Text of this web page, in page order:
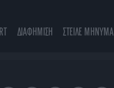
ΔΙΑΦΗΜΙΣΗ ΣΤΕΙΛΕ ΜΗΝΥΜΑ